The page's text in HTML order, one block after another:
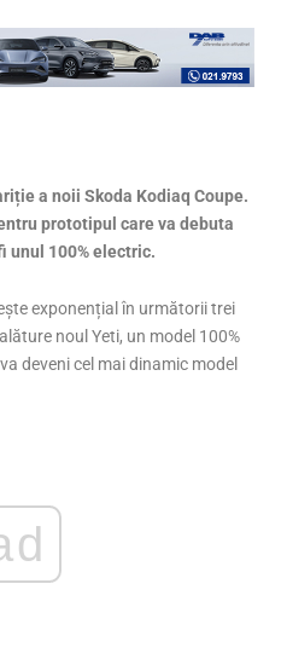
a noii Skoda Kodiaq Coupe.
prototipul care va debuta
unul 100% electric.
exponențial în următorii trei
noul Yeti, un model 100%
deveni cel mai dinamic model